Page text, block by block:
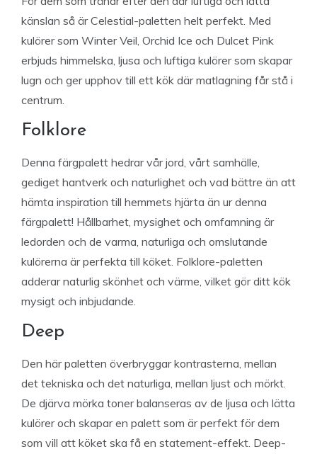
känslan så är Celestial-paletten helt perfekt. Med
kulörer som Winter Veil, Orchid Ice och Dulcet Pink
erbjuds himmelska, ljusa och luftiga kulörer som skapar
lugn och ger upphov till ett kök där matlagning får stå i
centrum.
Folklore
Denna färgpalett hedrar vår jord, vårt samhälle,
gediget hantverk och naturlighet och vad bättre än att
hämta inspiration till hemmets hjärta än ur denna
färgpalett! Hållbarhet, mysighet och omfamning är
ledorden och de varma, naturliga och omslutande
kulörerna är perfekta till köket. Folklore-paletten
adderar naturlig skönhet och värme, vilket gör ditt kök
mysigt och inbjudande.
Deep
Den här paletten överbryggar kontrasterna, mellan
det tekniska och det naturliga, mellan ljust och mörkt.
De djärva mörka toner balanseras av de ljusa och lätta
kulörer och skapar en palett som är perfekt för dem
som vill att köket ska få en statement-effekt. Deep-